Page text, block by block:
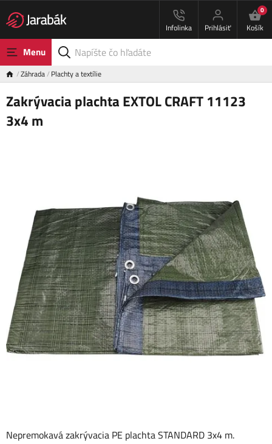
Infolinka Prihlásiť
0
Košík
Menu
Záhrada Plachty a textílie
Zakrývacia plachta EXTOL CRAFT 11123
3x4 m
Nepremokavá zakrývacia PE plachta STANDARD 3x4 m.